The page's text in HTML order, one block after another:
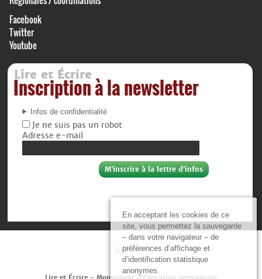
En acceptant les cookies de ce
site, vous permettez la sauvegarde
– dans votre navigateur – de
préférences d’affichage et
d’identification statistique
anonymes.
Facebook
Twitter
Youtube
Lire et Écrire
Inscription à la newsletter
Infos de confidentialité
Je ne suis pas un robot
Adresse e-mail
Soutiens :
Lire et Écrire - Mouvement d’Éducation permanente